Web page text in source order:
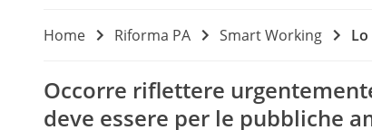
Home Riforma PA Smart Working
Occorre riflettere
deve essere per le pubbliche